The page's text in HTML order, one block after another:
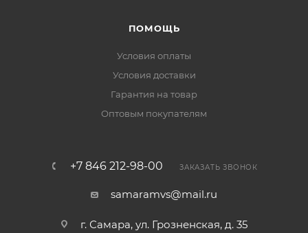
ПОМОЩЬ
Условия оплаты
Условия доставки
Гарантия на товар
Оптовым покупателям
+7 846 212-98-00 ЗАКАЗАТЬ ЗВОНОК
samaramvs@mail.ru
г. Самара, ул. Грозненская, д. 35